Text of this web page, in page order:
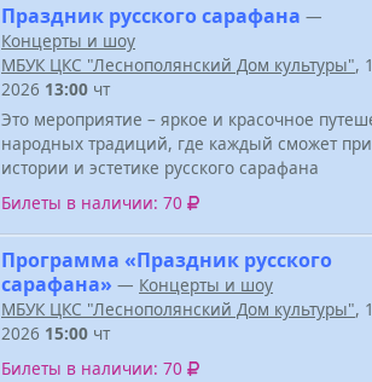
Праздник русского сарафана —
Концерты и шоу
МБУК ЦКС "Леснополянский Дом культуры",
2026 13:00 чт
Это мероприятие – яркое и красочное
народных традиций, где каждый сможет
истории и эстетике русского сарафана
Билеты в наличии: 70
Программа «Праздник русского
сарафана» — Концерты и шоу
МБУК ЦКС "Леснополянский Дом культуры",
2026 15:00 чт
Билеты в наличии: 70